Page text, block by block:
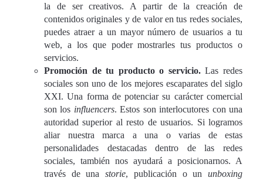
la de ser creativos. A partir de la creación de
contenidos originales y de valor en tus redes sociales,
puedes atraer a un mayor número de usuarios a tu
web, a los que poder mostrarles tus productos o
servicios.
Promoción de tu producto o servicio.Las redes
sociales son uno de los mejores escaparates del siglo
XXI. Una forma de potenciar su carácter comercial
son los influencers. Estos son interlocutores con una
autoridad superior al resto de usuarios. Si logramos
aliar nuestra marca a una o varias de estas
personalidades destacadas dentro de las redes
sociales, también nos ayudará a posicionarnos. A
través de unastorie, publicación o ununboxing